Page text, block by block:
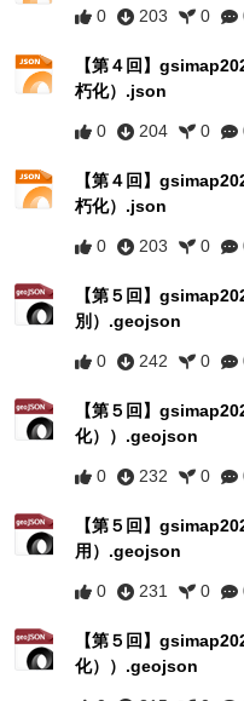
0 203 0
【第４回】
朽化）.json
0 204 0
【第４回】
朽化）.json
0 203 0
【第５回】
別）.geojson
0 242 0
【第５回】
化））.geojson
0 232 0
【第５回】
用）.geojson
0 231 0
【第５回】
化））.geojson